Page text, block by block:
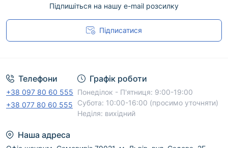
Підпишіться на нашу e-mail розсилку
Підписатися
Телефони
+38 097 80 60 555
+38 077 80 60 555
Графік роботи
Понеділок - П'ятниця: 9:00-19:00
Субота: 10:00-16:00 (просимо уточняти)
Неділя: вихідний
Наша адреса